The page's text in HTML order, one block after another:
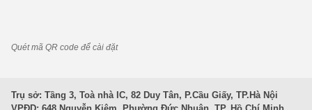
Quét mã QR code để cài đặt
Trụ sở: Tầng 3, Toà nhà IC, 82 Duy Tân, P.Cầu Giấy, TP.Hà Nội